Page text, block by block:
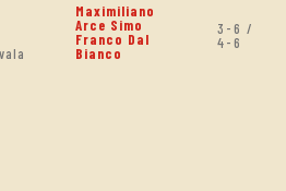
Maximiliano
Arce Simo
Franco Dal
Bianco
3-6 /
4-6